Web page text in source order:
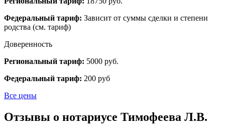
Федеральный тариф: Зависит от суммы сделки и степени
родства (см. тариф)
Доверенность
Региональный тариф: 5000 руб.
Федеральный тариф: 200 руб
Все цены
Отзывы о нотариусе Тимофеева Л.В.